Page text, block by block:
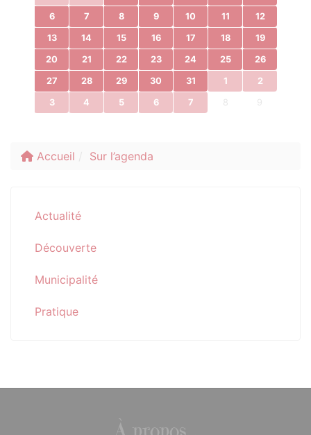
6 7 8 9 10 11 12
13 14 15 16 17 18 19
20 21 22 23 24 25 26
27 28 29 30 31 1 2
3 4 5 6 7 8 9
Accueil Sur l’agenda
Actualité
Découverte
Municipalité
Pratique